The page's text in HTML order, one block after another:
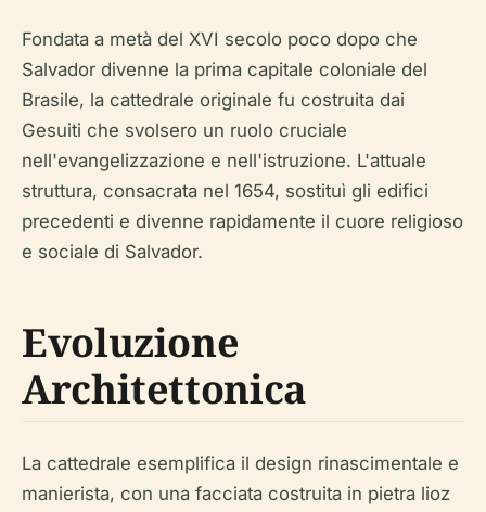
Fondata a metà del XVI secolo poco dopo che
Salvador divenne la prima capitale coloniale del
Brasile, la cattedrale originale fu costruita dai
Gesuiti che svolsero un ruolo cruciale
nell'evangelizzazione e nell'istruzione. L'attuale
struttura, consacrata nel 1654, sostituì gli edifici
precedenti e divenne rapidamente il cuore religioso
e sociale di Salvador.
Evoluzione
Architettonica
La cattedrale esemplifica il design rinascimentale e
manierista, con una facciata costruita in pietra lioz